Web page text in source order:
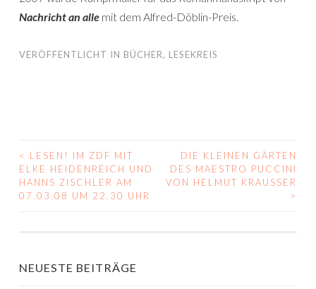
Nachricht an alle mit dem Alfred-Döblin-Preis.
VERÖFFENTLICHT IN BÜCHER, LESEKREIS
BEITRAGS-
NAVIGATION
<
LESEN! IM ZDF MIT
ELKE HEIDENREICH UND
HANNS ZISCHLER AM
07.03.08 UM 22.30 UHR
DIE KLEINEN GÄRTEN
DES MAESTRO PUCCINI
VON HELMUT KRAUSSER
>
NEUESTE BEITRÄGE